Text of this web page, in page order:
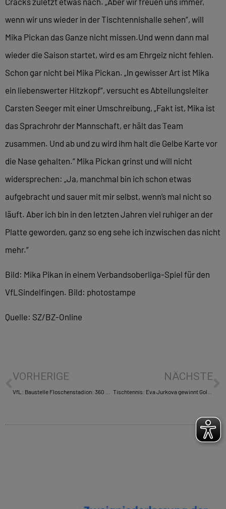
wenn wir uns wieder in der Tischtennishalle sehen“, will
Mika Pickan das Ganze nicht missen.Und wenn dann mal
wieder die Saison startet, wird es am Ehrgeiz nicht fehlen.
Schon gar nicht bei Mika Pickan. „In gewisser Art ist Mika
ein liebenswerter Hitzkopf“, versucht es Abteilungsleiter
Carsten Seeger mit einer Umschreibung, „Fakt ist, Mika ist
das Sprachrohr der Mannschaft, er hält das Team
zusammen. Und ab und zu wird ihm halt die Gelbe Karte vor
die Nase gehalten.“ Mika Pickan grinst und will nicht
widersprechen: „Ja, manchmal bin ich schon etwas
aufgebracht und sauer mit mir selbst, wenn’s mal nicht so
läuft. Aber ich bin in den letzten Jahren viel ruhiger an der
Platte geworden, ganz so eng sehe ich inzwischen das nicht
mehr.“
Bild: Mika Pikan in einem Verbandsoberliga-Spiel für den
VfLSindelfingen. Bild: photostampe
Quelle: SZ/BZ-Online
VORHERIGE NÄCHSTE